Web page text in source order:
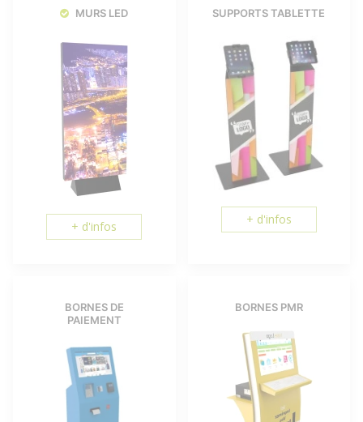
MURS LED
+ d'infos
SUPPORTS TABLETTE
+ d'infos
BORNES DE
PAIEMENT
BORNES PMR